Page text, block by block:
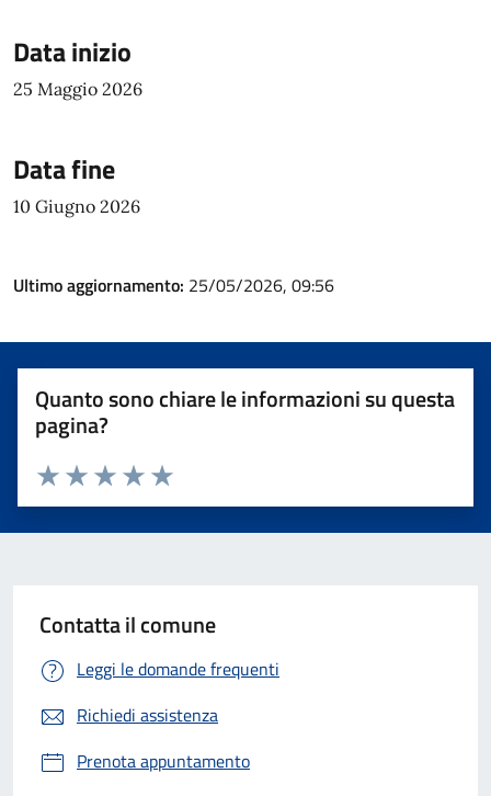
Data inizio
25 Maggio 2026
Data fine
10 Giugno 2026
Ultimo aggiornamento: 25/05/2026, 09:56
Quanto sono chiare le informazioni su questa
pagina?
Valuta 5 stelle su 5
Valuta 4 stelle su 5
Valuta 3 stelle su 5
Valuta 2 stelle su 5
Valuta 1 stelle su 5
Contatta il comune
Leggi le domande frequenti
Richiedi assistenza
Prenota appuntamento